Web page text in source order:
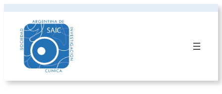
Saltar
contenido